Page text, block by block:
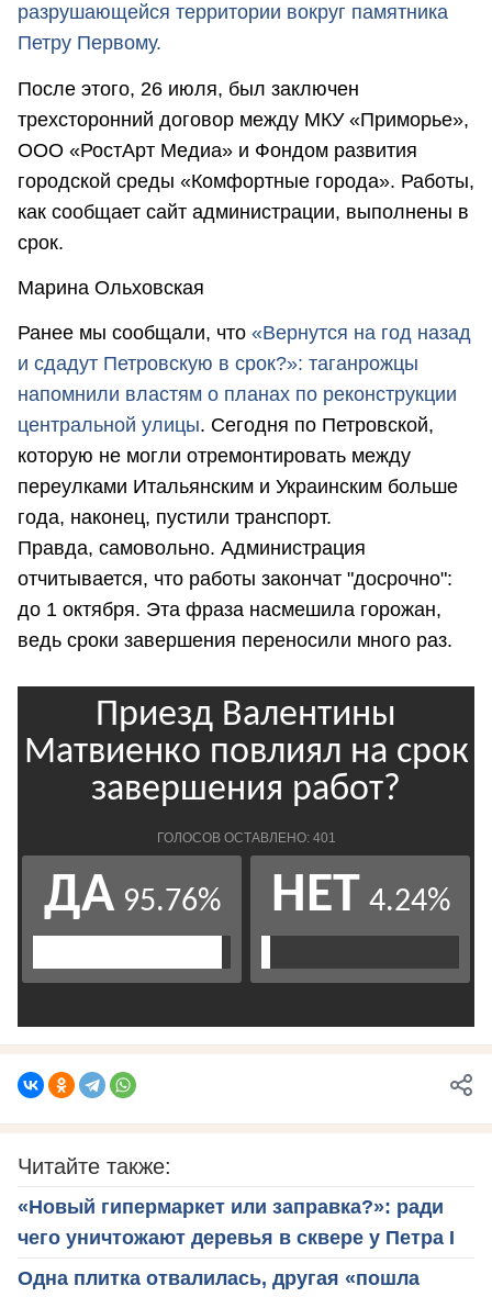
разрушающейся территории вокруг памятника
Петру Первому.
После этого, 26 июля, был заключен
трехсторонний договор между МКУ «Приморье»,
ООО «РостАрт Медиа» и Фондом развития
городской среды «Комфортные города». Работы,
как сообщает сайт администрации, выполнены в
срок.
Марина Ольховская
Ранее мы сообщали, что «Вернутся на год назад
и сдадут Петровскую в срок?»: таганрожцы
напомнили властям о планах по реконструкции
центральной улицы. Сегодня по Петровской,
которую не могли отремонтировать между
переулками Итальянским и Украинским больше
года, наконец, пустили транспорт.
Правда, самовольно. Администрация
отчитывается, что работы закончат "досрочно":
до 1 октября. Эта фраза насмешила горожан,
ведь сроки завершения переносили много раз.
Читайте также:
«Новый гипермаркет или заправка?»: ради
чего уничтожают деревья в сквере у Петра I
Одна плитка отвалилась, другая «пошла